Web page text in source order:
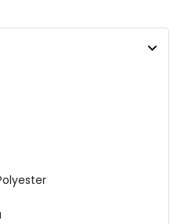
: 89 cm / Bel : 63 cm /